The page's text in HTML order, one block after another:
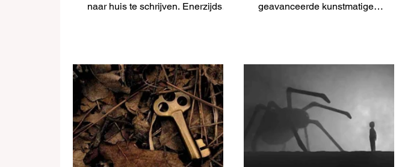
naar huis te schrijven. Enerzijds
geavanceerde kunstmatige